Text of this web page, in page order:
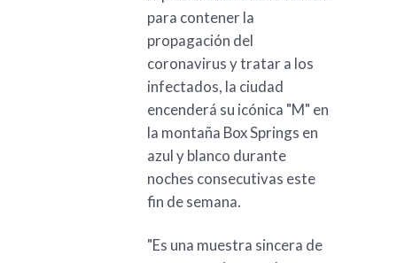
para contener la
propagación del
coronavirus y tratar a los
infectados, la ciudad
encenderá su icónica "M" en
la montaña Box Springs en
azul y blanco durante
noches consecutivas este
fin de semana.
"Es una muestra sincera de